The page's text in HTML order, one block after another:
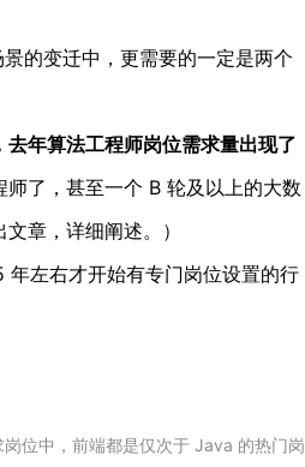
的变迁中，更需要的一定是两个
去年算法工程师岗位需求量出现了
了，甚至一个 B 轮及以上的大数
章，详细阐述。）
左右才开始有专门岗位设置的行
位中，前端都是仅次于 Java 的热门岗